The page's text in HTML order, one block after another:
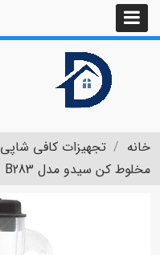
خانه تجهیزات کافی شاپی
مخلوط کن سیدو مدل B283